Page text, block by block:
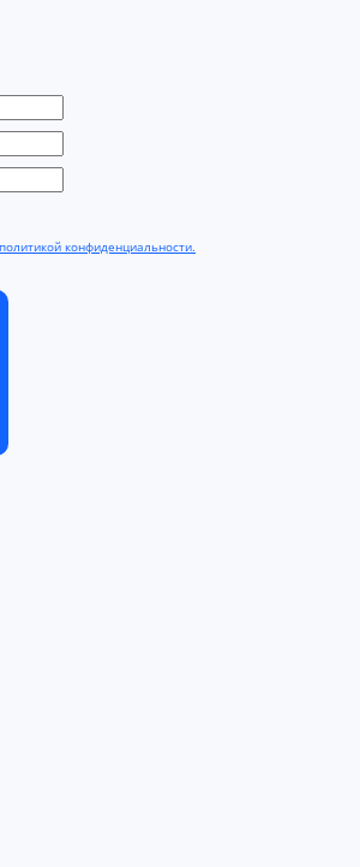
политикой конфиденциальности.